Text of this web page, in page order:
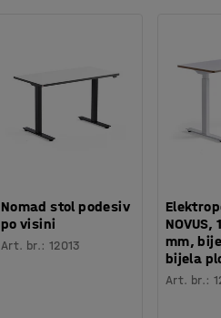
Nomad stol podesiv
po visini
Art. br.: 12013
mm,
bijela
Art. br.: